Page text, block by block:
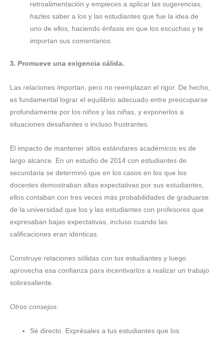
retroalimentación y empieces a aplicar las sugerencias,
hazles saber a los y las estudiantes que fue la idea de
uno de ellos, haciendo énfasis en que los escuchas y te
importan sus comentarios.
3. Promueve una exigencia cálida.
Las relaciones importan, pero no reemplazan el rigor. De hecho,
es fundamental lograr el equilibrio adecuado entre preocuparse
profundamente por los niños y las niñas, y exponerlos a
situaciones desafiantes o incluso frustrantes.
El impacto de mantener altos estándares académicos es de
largo alcance. En un estudio de 2014 con estudiantes de
secundaria se determinó que en los casos en los que los
docentes demostraban altas expectativas por sus estudiantes,
ellos contaban con tres veces más probabilidades de graduarse
de la universidad que los y las estudiantes con profesores que
expresaban bajas expectativas, incluso cuando las
calificaciones eran idénticas.
Construye relaciones sólidas con tus estudiantes y luego
aprovecha esa confianza para incentivarlos a realizar un trabajo
sobresaliente.
Otros consejos:
Sé directo. Exprésales a tus estudiantes que los